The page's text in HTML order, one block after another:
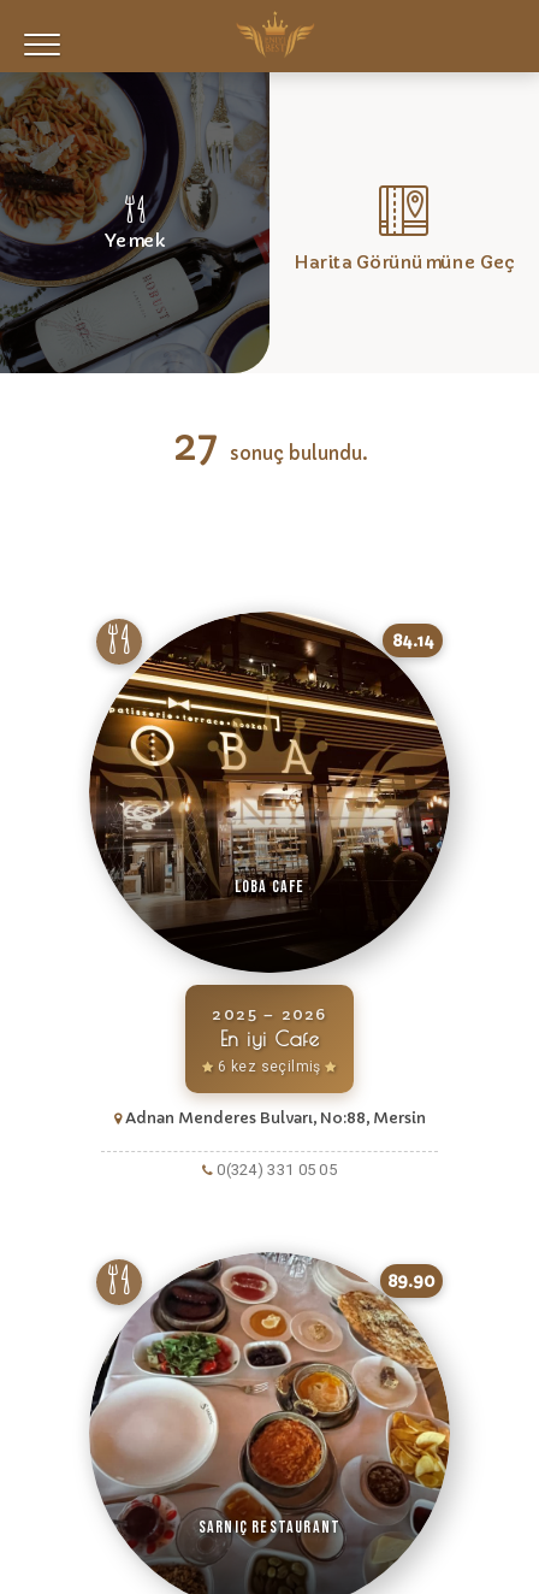
Yemek
Harita Görünümüne Geç
27 sonuç bulundu.
84.14
Loba Cafe
2025 – 2026
En iyi Cafe
6 kez seçilmiş
Adnan Menderes Bulvarı, No:88, Mersin
0(324) 331 05 05
89.90
Sarnıç Restaurant